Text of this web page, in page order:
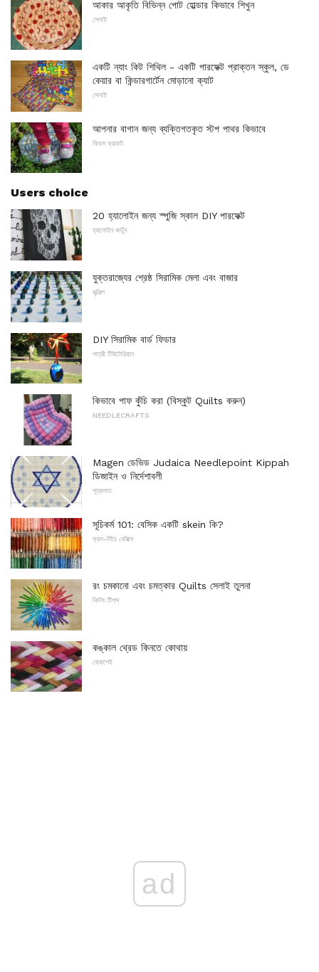
আকার আকৃতি বিভিন্ন পোট হোল্ডার কিভাবে শিখুন
সেলাই
একটি ন্যাং কিট শিথিল - একটি পারফেক্ট প্রাক্তন স্কুল, ডে
কেয়ার বা কিন্ডারগার্টেন মোড়ানো ক্যাট
সেলাই
আপনার বাগান জন্য ব্যক্তিগতকৃত স্টপ পাথর কিভাবে
কিডস ক্রাফট
Users choice
20 হ্যালোইন জন্য স্পুজি স্কাল DIY পারফেক্ট
হ্যালোইন কার্টুন
যুক্তরাজ্যের শ্রেষ্ঠ সিরামিক মেলা এবং বাজার
মৃত্শিল্প
DIY সিরামিক বার্ড ফিডার
পাত্রী টিউটোরিয়াল
কিভাবে পাফ কুঁচি করা (বিস্কুট Quilts করুন)
NEEDLECRAFTS
Magen ডেভিড Judaica Needlepoint Kippah
ডিজাইন ও নির্দেশাবলী
সূত্রপাত
সূচিকর্ম 101: বেসিক একটি skein কি?
ক্রস-স্টিচ বেসিক্স
রং চমকানো এবং চমত্কার Quilts সেলাই তুলনা
কিলিং টিপস
কঙ্কাল থ্রেড কিনতে কোথায়
ক্রোশেই
ad